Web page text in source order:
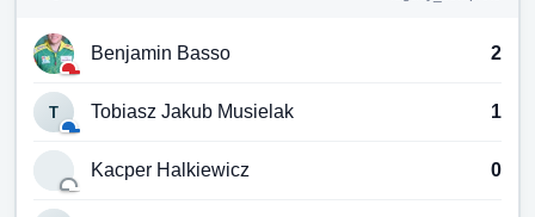
Benjamin Basso 2
T Tobiasz Jakub Musielak 1
Kacper Halkiewicz 0